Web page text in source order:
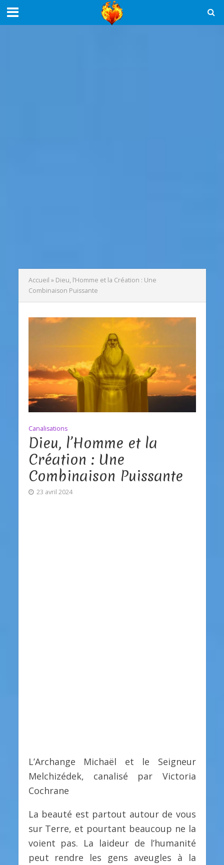
Accueil » Dieu, l’Homme et la Création : Une
Combinaison Puissante
Canalisations
Dieu, l’Homme et la
Création : Une
Combinaison Puissante
23 avril 2024
L’Archange Michaël et le Seigneur
Melchizédek, canalisé par Victoria
Cochrane
La beauté est partout autour de vous
sur Terre, et pourtant beaucoup ne la
voient pas. La laideur de l’humanité
peut rendre les gens aveugles à la